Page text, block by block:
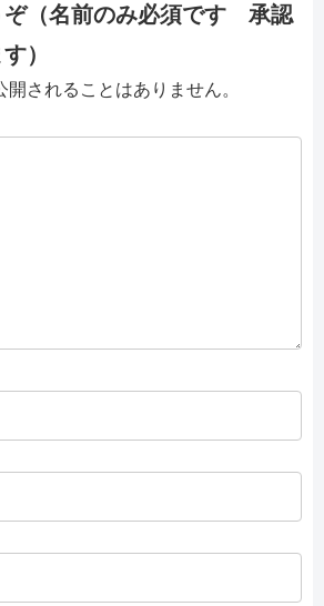
ぞ（名前のみ必須です 承認
）
開されることはありません。